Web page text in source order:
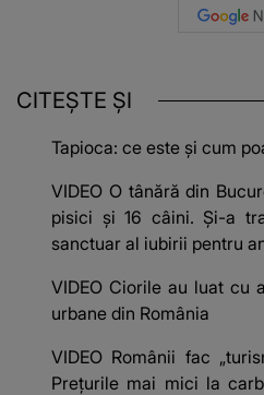
CITEȘTE ȘI
Tapioca: ce este și cum
VIDEO O tânără din
pisici și 16 câini. Și-a
sanctuar al iubirii pentru
VIDEO Ciorile au luat cu
urbane din România
VIDEO Românii fac
Prețurile mai mici la